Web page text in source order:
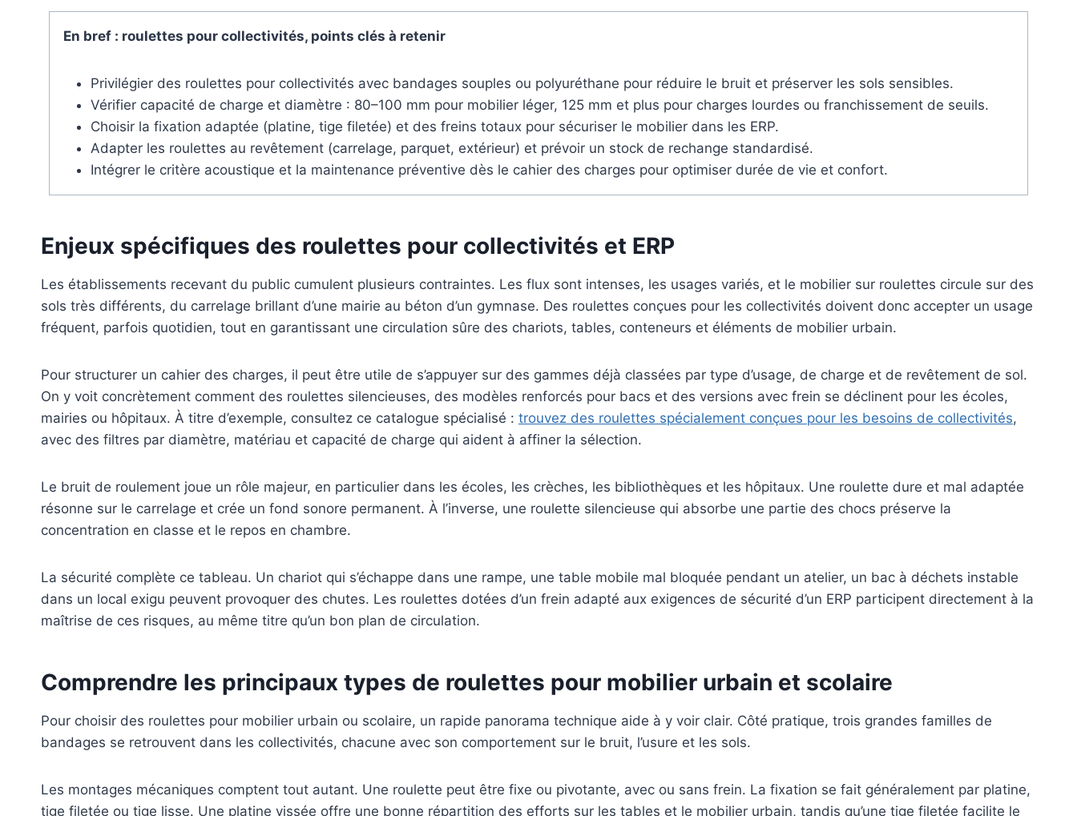
En bref : roulettes pour collectivités, points clés à retenir
Privilégier des roulettes pour collectivités avec bandages souples ou polyuréthane pour réduire le bruit et préserver les sols sensibles.
Vérifier capacité de charge et diamètre : 80–100 mm pour mobilier léger, 125 mm et plus pour charges lourdes ou franchissement de seuils.
Choisir la fixation adaptée (platine, tige filetée) et des freins totaux pour sécuriser le mobilier dans les ERP.
Adapter les roulettes au revêtement (carrelage, parquet, extérieur) et prévoir un stock de rechange standardisé.
Intégrer le critère acoustique et la maintenance préventive dès le cahier des charges pour optimiser durée de vie et confort.
Enjeux spécifiques des roulettes pour collectivités et ERP
Les établissements recevant du public cumulent plusieurs contraintes. Les flux sont intenses, les usages variés, et le mobilier sur roulettes circule sur des
sols très différents, du carrelage brillant d’une mairie au béton d’un gymnase. Des roulettes conçues pour les collectivités doivent donc accepter un usage
fréquent, parfois quotidien, tout en garantissant une circulation sûre des chariots, tables, conteneurs et éléments de mobilier urbain.
Pour structurer un cahier des charges, il peut être utile de s’appuyer sur des gammes déjà classées par type d’usage, de charge et de revêtement de sol.
On y voit concrètement comment des roulettes silencieuses, des modèles renforcés pour bacs et des versions avec frein se déclinent pour les écoles,
mairies ou hôpitaux. À titre d’exemple, consultez ce catalogue spécialisé : trouvez des roulettes spécialement conçues pour les besoins de collectivités,
avec des filtres par diamètre, matériau et capacité de charge qui aident à affiner la sélection.
Le bruit de roulement joue un rôle majeur, en particulier dans les écoles, les crèches, les bibliothèques et les hôpitaux. Une roulette dure et mal adaptée
résonne sur le carrelage et crée un fond sonore permanent. À l’inverse, une roulette silencieuse qui absorbe une partie des chocs préserve la
concentration en classe et le repos en chambre.
La sécurité complète ce tableau. Un chariot qui s’échappe dans une rampe, une table mobile mal bloquée pendant un atelier, un bac à déchets instable
dans un local exigu peuvent provoquer des chutes. Les roulettes dotées d’un frein adapté aux exigences de sécurité d’un ERP participent directement à la
maîtrise de ces risques, au même titre qu’un bon plan de circulation.
Comprendre les principaux types de roulettes pour mobilier urbain et scolaire
Pour choisir des roulettes pour mobilier urbain ou scolaire, un rapide panorama technique aide à y voir clair. Côté pratique, trois grandes familles de
bandages se retrouvent dans les collectivités, chacune avec son comportement sur le bruit, l’usure et les sols.
Les montages mécaniques comptent tout autant. Une roulette peut être fixe ou pivotante, avec ou sans frein. La fixation se fait généralement par platine,
tige filetée ou tige lisse. Une platine vissée offre une bonne répartition des efforts sur les tables et le mobilier urbain, tandis qu’une tige filetée facilite le